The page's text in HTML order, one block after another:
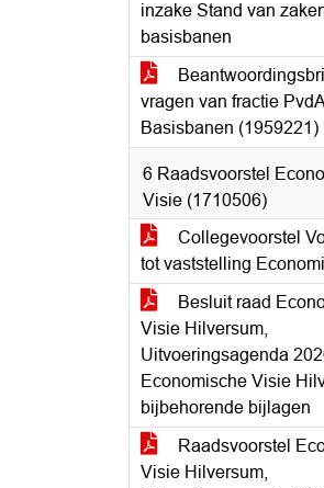
inzake Stand van
basisbanen
vragen van fractie
Basisbanen (1959221)
6 Raadsvoorstel
Visie (1710506)
Collegevoorstel
tot vaststelling
Besluit raad
Visie Hilversum,
Uitvoeringsagenda
Economische Visie
bijbehorende bijlagen
Raadsvoorstel
Visie Hilversum,